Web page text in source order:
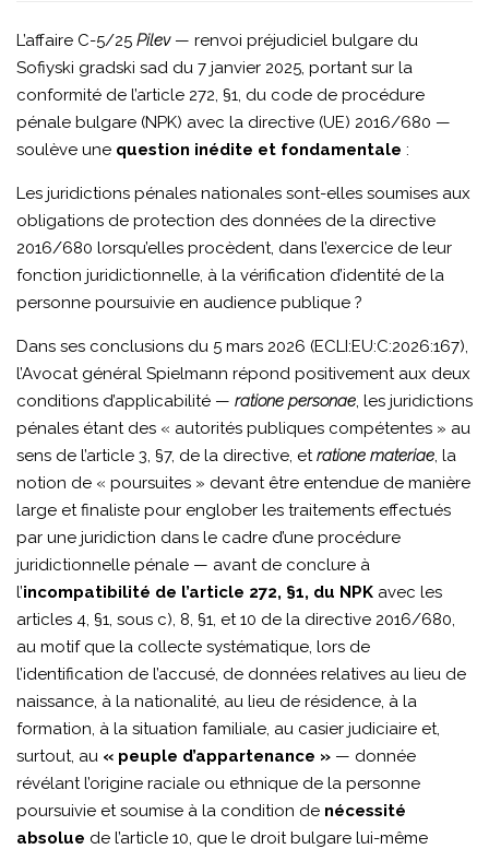
L’affaire C-5/25 Pilev— renvoi préjudiciel bulgare du
Sofiyski gradski sad du 7 janvier 2025, portant sur la
conformité de l’article 272, §1, du code de procédure
pénale bulgare (NPK) avec la directive (UE) 2016/680 —
soulève une question inédite et fondamentale :
Les juridictions pénales nationales sont-elles soumises aux
obligations de protection des données de la directive
2016/680 lorsqu’elles procèdent, dans l’exercice de leur
fonction juridictionnelle, à la vérification d’identité de la
personne poursuivie en audience publique ?
Dans ses conclusions du 5 mars 2026 (ECLI:EU:C:2026:167),
l’Avocat général Spielmann répond positivement aux deux
conditions d’applicabilité — ratione personae, les juridictions
pénales étant des « autorités publiques compétentes » au
sens de l’article 3, §7, de la directive, etratione materiae, la
notion de « poursuites » devant être entendue de manière
large et finaliste pour englober les traitements effectués
par une juridiction dans le cadre d’une procédure
juridictionnelle pénale — avant de conclure à
l’incompatibilité de l’article 272, §1, du NPK avec les
articles 4, §1, sous c), 8, §1, et 10 de la directive 2016/680,
au motif que la collecte systématique, lors de
l’identification de l’accusé, de données relatives au lieu de
naissance, à la nationalité, au lieu de résidence, à la
formation, à la situation familiale, au casier judiciaire et,
surtout, au « peuple d’appartenance » — donnée
révélant l’origine raciale ou ethnique de la personne
poursuivie et soumise à la condition de nécessité
absolue de l’article 10, que le droit bulgare lui-même